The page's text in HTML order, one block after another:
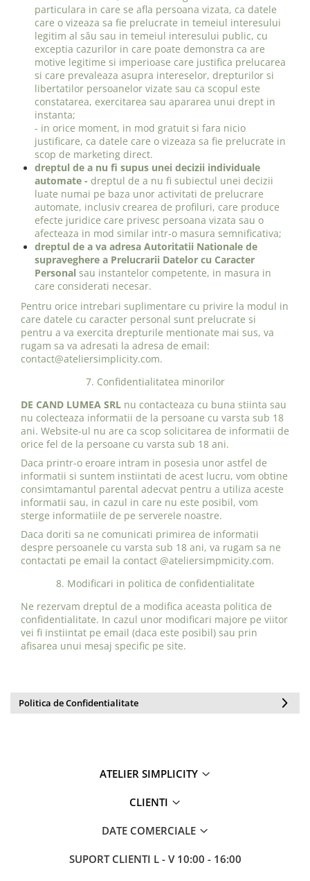
particulara in care se afla persoana vizata, ca datele
care o vizeaza sa fie prelucrate in temeiul interesului
legitim al său sau in temeiul interesului public, cu
exceptia cazurilor in care poate demonstra ca are
motive legitime si imperioase care justifica prelucarea
si care prevaleaza asupra intereselor, drepturilor si
libertatilor persoanelor vizate sau ca scopul este
constatarea, exercitarea sau apararea unui drept in
instanta;
- in orice moment, in mod gratuit si fara nicio
justificare, ca datele care o vizeaza sa fie prelucrate in
scop de marketing direct.
dreptul de a nu fi supus unei decizii individuale
automate - dreptul de a nu fi subiectul unei decizii
luate numai pe baza unor activitati de prelucrare
automate, inclusiv crearea de profiluri, care produce
efecte juridice care privesc persoana vizata sau o
afecteaza in mod similar intr-o masura semnificativa;
dreptul de a va adresa Autoritatii Nationale de
supraveghere a Prelucrarii Datelor cu Caracter
Personal sau instantelor competente, in masura in
care considerati necesar.
Pentru orice intrebari suplimentare cu privire la modul in
care datele cu caracter personal sunt prelucrate si
pentru a va exercita drepturile mentionate mai sus, va
rugam sa va adresati la adresa de email:
contact@ateliersimplicity.com.
7. Confidentialitatea minorilor
DE CAND LUMEA SRL nu contacteaza cu buna stiinta sau
nu colecteaza informatii de la persoane cu varsta sub 18
ani. Website-ul nu are ca scop solicitarea de informatii de
orice fel de la persoane cu varsta sub 18 ani.
Daca printr-o eroare intram in posesia unor astfel de
informatii si suntem instiintati de acest lucru, vom obtine
consimtamantul parental adecvat pentru a utiliza aceste
informatii sau, in cazul in care nu este posibil, vom
sterge informatiile de pe serverele noastre.
Daca doriti sa ne comunicati primirea de informatii
despre persoanele cu varsta sub 18 ani, va rugam sa ne
contactati pe email la contact @ateliersimpmicity.com.
8. Modificari in politica de confidentialitate
Ne rezervam dreptul de a modifica aceasta politica de
confidentialitate. In cazul unor modificari majore pe viitor
vei fi instiintat pe email (daca este posibil) sau prin
afisarea unui mesaj specific pe site.
Politica de Confidentialitate
ATELIER SIMPLICITY
CLIENTI
DATE COMERCIALE
SUPORT CLIENTI L - V 10:00 - 16:00